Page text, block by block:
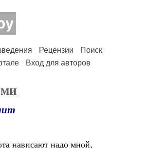
Рецензии
Поиск
Вход для авторов
нависают надо мной,